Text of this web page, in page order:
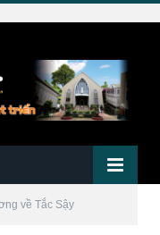
về Tắc Sậy